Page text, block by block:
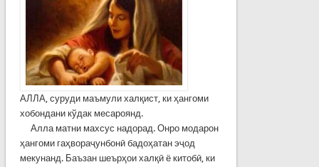
АЛЛА, суруди маъмули халқист, ки ҳангоми
хобондани кўдак месароянд.
Алла матни махсус надорад. Онро модарон
ҳангоми гаҳвораҷунбонӣ бадоҳатан эҷод
мекунанд. Баъзан шеърҳои халқӣ ё китобӣ, ки